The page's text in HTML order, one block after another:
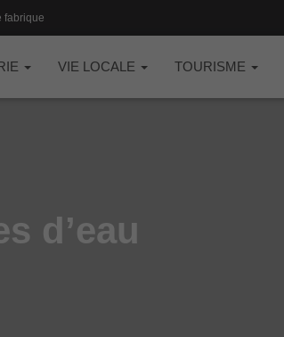
fabrique
VIE LOCALE TOURISME
d’eau